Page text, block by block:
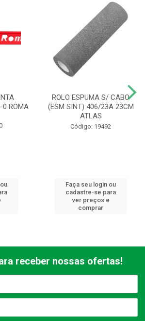
0 ROMA
ROLO ESPUMA S/ CABO
(ESM SINT) 406/23A 23CM
ATLAS
Código: 19492
Faça seu login ou
cadastre-se para
ver preços e
comprar
receber nossas ofertas!